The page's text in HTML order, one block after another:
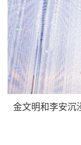
金文明和李安沉